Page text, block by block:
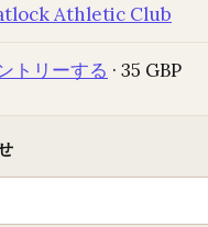
Athletic Club
トリーする · 35 GBP